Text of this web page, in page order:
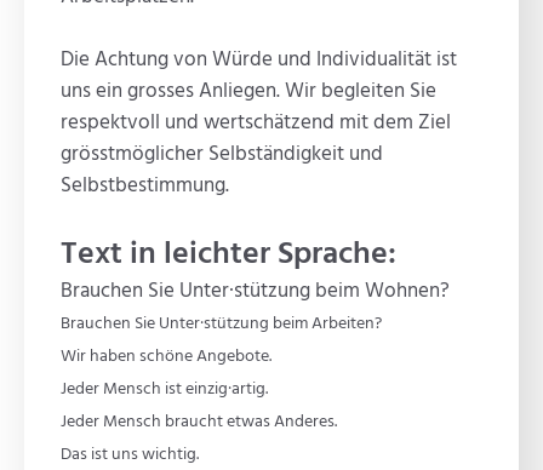
Die Achtung von Würde und Individualität ist
uns ein grosses Anliegen. Wir begleiten Sie
respektvoll und wertschätzend mit dem Ziel
grösstmöglicher Selbständigkeit und
Selbstbestimmung.
Text in leichter Sprache:
Brauchen Sie Unter·stützung beim Wohnen?
Brauchen Sie Unter·stützung beim Arbeiten?
Wir haben schöne Angebote.
Jeder Mensch ist einzig·artig.
Jeder Mensch braucht etwas Anderes.
Das ist uns wichtig.